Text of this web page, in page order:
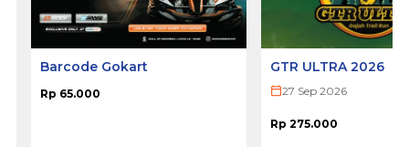
Barcode Gokart
Rp 65.000
GTR ULTRA 2026
27 Sep 2026
Rp 275.000